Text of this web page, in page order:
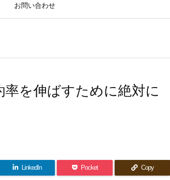
お問い合わせ
を伸ばすために絶対に
LinkedIn Pocket Copy